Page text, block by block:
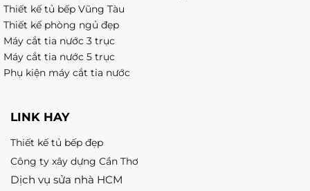
Thiết kế tủ bếp Vũng Tàu
Thiết kế phòng ngủ đẹp
Máy cắt tia nước 3 trục
Máy cắt tia nước 5 trục
Phụ kiện máy cắt tia nước
LINK HAY
Thiết kế tủ bếp đẹp
Công ty xây dựng Cần Thơ
Dịch vụ sửa nhà HCM